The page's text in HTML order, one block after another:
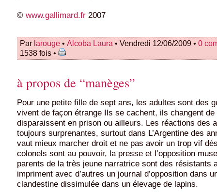
© www.gallimard.fr 2007
Par larouge • Alcoba Laura • Vendredi 12/06/2009 • 0
1538 fois •
à propos de “manèges”
Pour une petite fille de sept ans, les adultes sont des
vivent de façon étrange Ils se cachent, ils changent de
disparaissent en prison ou ailleurs. Les réactions des
toujours surprenantes, surtout dans L’Argentine des
vaut mieux marcher droit et ne pas avoir un trop vif
colonels sont au pouvoir, la presse et l’opposition
parents de la très jeune narratrice sont des résistants
impriment avec d’autres un journal d’opposition dans
clandestine dissimulée dans un élevage de lapins.